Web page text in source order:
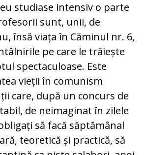
studiase intensiv o parte
sunt, unii, de
însă viața în Căminul nr. 6,
pe care le trăiește
spectaculoase. Este
vieții în comunism
care, după un concurs de
de neimaginat în zilele
să facă săptămânal
teoretică și practică, să